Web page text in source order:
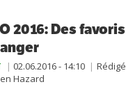
2016: Des favoris
02.06.2016 - 14:10
Rédigé
Hazard